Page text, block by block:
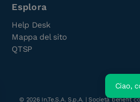
Esplora
Help Desk
Mappa del sito
QTSP
© 2026In.Te.S.A. S.p.A. | Società benefit
Ciao,